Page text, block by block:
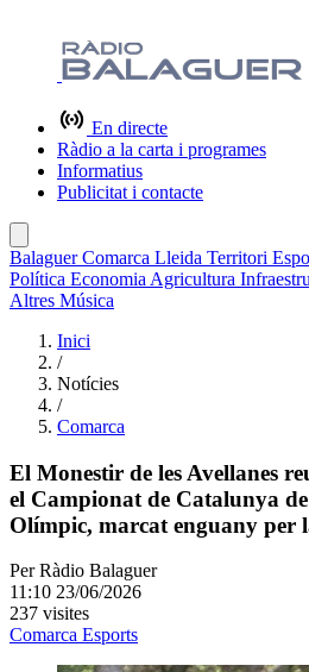
En directe
Ràdio a la carta i programes
Informatius
Publicitat i contacte
BalaguerComarca Lleida Territori
Política Economia Agricultura
Altres Música
Inici
/
Notícies
/
Comarca
El Monestir de les Avellanes
el Campionat de Catalunya
Olímpic, marcat enguany per
Per Ràdio Balaguer
11:10 23/06/2026
237 visites
Comarca Esports